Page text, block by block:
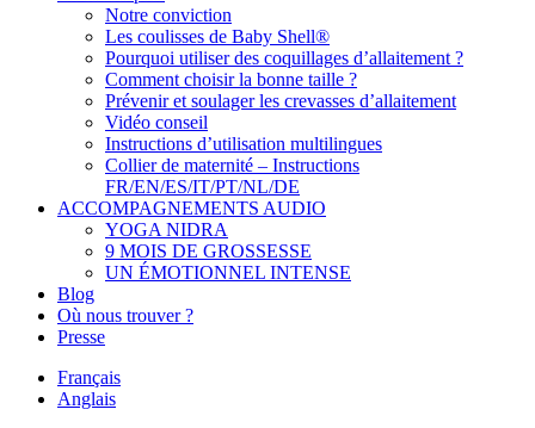
Notre conviction
Les coulisses de Baby Shell®
Pourquoi utiliser des coquillages d’allaitement ?
Comment choisir la bonne taille ?
Prévenir et soulager les crevasses d’allaitement
Vidéo conseil
Instructions d’utilisation multilingues
Collier de maternité – Instructions
FR/EN/ES/IT/PT/NL/DE
ACCOMPAGNEMENTS AUDIO
YOGA NIDRA
9 MOIS DE GROSSESSE
UN ÉMOTIONNEL INTENSE
Blog
Où nous trouver ?
Presse
Français
Anglais